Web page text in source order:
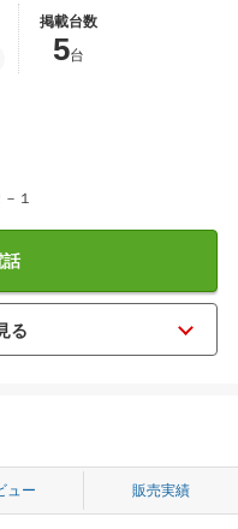
掲載台数
5台
１
話
ュー 販売実績